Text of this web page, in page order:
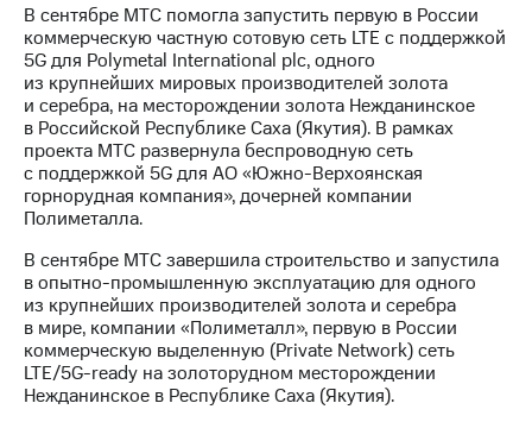
В сентябре МТС помогла запустить первую в России
коммерческую частную сотовую сеть LTE с поддержкой
5G для Polymetal International plc, одного
из крупнейших мировых производителей золота
и серебра, на месторождении золота Нежданинское
в Российской Республике Саха (Якутия). В рамках
проекта МТС развернула беспроводную сеть
с поддержкой 5G для АО «Южно-Верхоянская
горнорудная компания», дочерней компании
Полиметалла.
В сентябре МТС завершила строительство и запустила
в опытно-промышленную эксплуатацию для одного
из крупнейших производителей золота и серебра
в мире, компании «Полиметалл», первую в России
коммерческую выделенную (Private Network) сеть
LTE/5G-ready на золоторудном месторождении
Нежданинское в Республике Саха (Якутия).